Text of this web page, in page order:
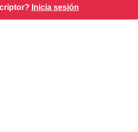
Inicia sesión